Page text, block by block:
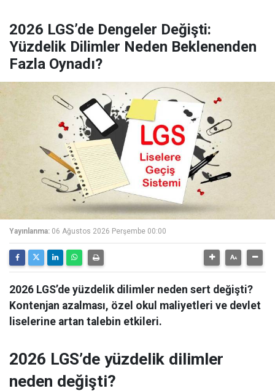
2026 LGS’de Dengeler Değişti:
Yüzdelik Dilimler Neden Beklenenden
Fazla Oynadı?
Yayınlanma: 06 Ağustos 2026 Perşembe 00:00
2026 LGS’de yüzdelik dilimler neden sert değişti?
Kontenjan azalması, özel okul maliyetleri ve devlet
liselerine artan talebin etkileri.
2026 LGS’de yüzdelik dilimler
neden değişti?